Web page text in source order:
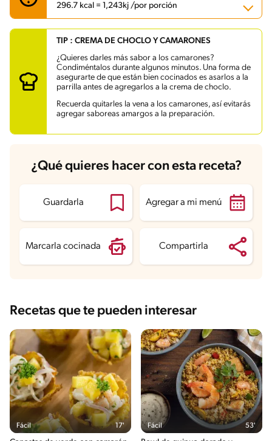
296.7 kcal = 1,243kj /por porción
Carbohidratos 14.7 g
Energía 296.7 kcal
Grasas 15.2 g
Fibra 1.4 g
Proteína 28 g
Grasas saturadas
3.2 g
Sodio 1134 mg
Azúcares 1.7 g
TIP : CREMA DE CHOCLO Y CAMARONES
¿Quieres darles más sabor a los camarones?
Condiméntalos durante algunos minutos. Una forma de
asegurarte de que están bien cocinados es asarlos a la
parrilla antes de agregarlos a la crema de choclo.
Recuerda quitarles la vena a los camarones, así evitarás
agregar saboreas amargos a la preparación.
¿Qué quieres hacer con esta receta?
Guardarla Agregar a mi menú
Marcarla cocinada Compartirla
Recetas que te pueden interesar
Fácil 17' Fácil 53'